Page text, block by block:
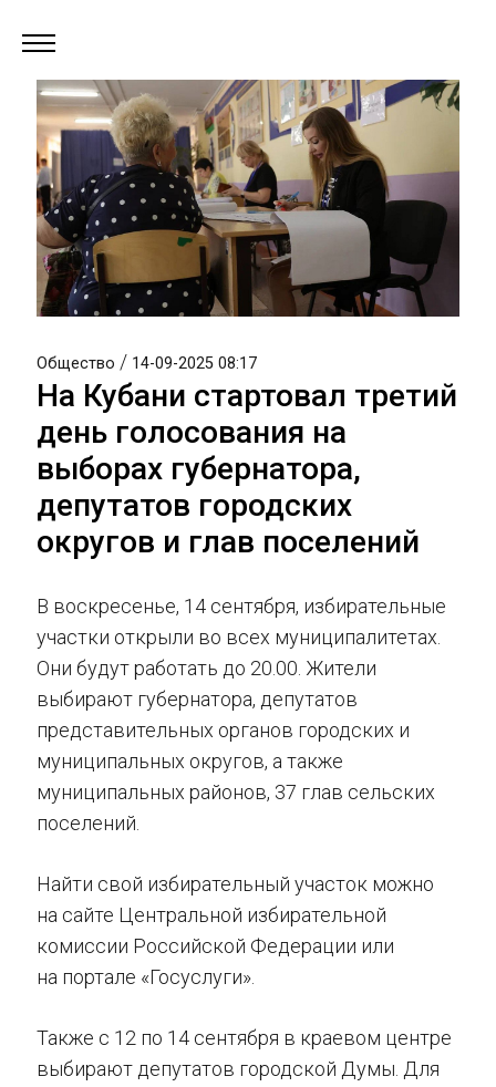
Общество / 14-09-2025 08:17
На Кубани стартовал третий
день голосования на
выборах губернатора,
депутатов городских
округов и глав поселений
В воскресенье, 14 сентября, избирательные
участки открыли во всех муниципалитетах.
Они будут работать до 20.00. Жители
выбирают губернатора, депутатов
представительных органов городских и
муниципальных округов, а также
муниципальных районов, 37 глав сельских
поселений.
Найти свой избирательный участок можно
на сайте Центральной избирательной
комиссии Российской Федерации или
на портале «Госуслуги».
Также с 12 по 14 сентября в краевом центре
выбирают депутатов городской Думы. Для